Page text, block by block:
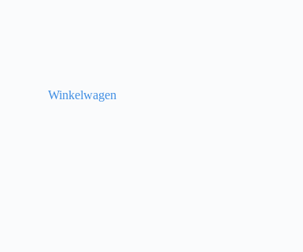
Winkelwagen